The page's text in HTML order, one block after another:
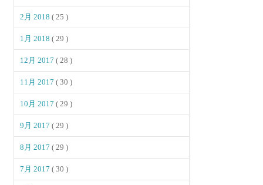
2月 2018( 25 )
1月 2018( 29 )
12月 2017( 28 )
11月 2017( 30 )
10月 2017( 29 )
9月 2017( 29 )
8月 2017( 29 )
7月 2017( 30 )